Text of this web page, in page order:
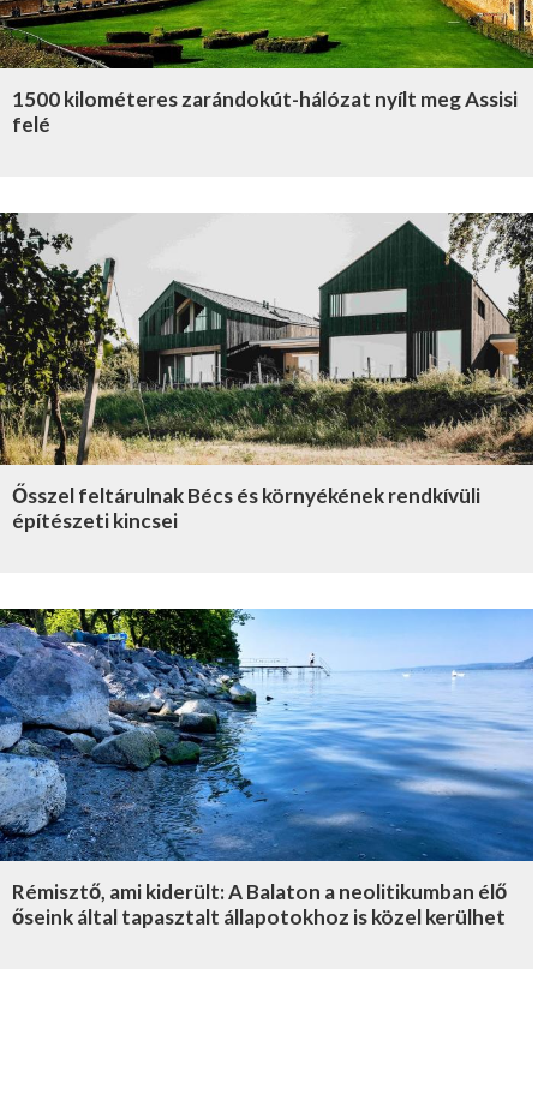
1500 kilométeres zarándokút-hálózat nyílt meg Assisi
felé
Ősszel feltárulnak Bécs és környékének rendkívüli
építészeti kincsei
Rémisztő, ami kiderült: A Balaton a neolitikumban élő
őseink által tapasztalt állapotokhoz is közel kerülhet